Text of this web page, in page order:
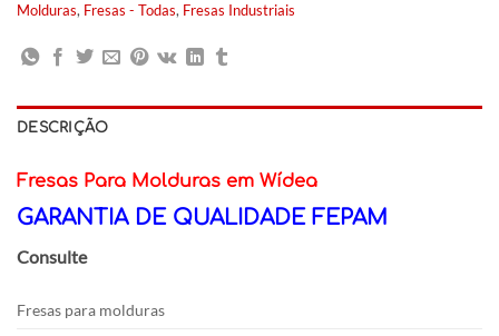
Molduras, Fresas - Todas, Fresas Industriais
DESCRIÇÃO
Fresas Para Molduras em Wídea
GARANTIA DE QUALIDADE FEPAM
Consulte
Fresas para molduras